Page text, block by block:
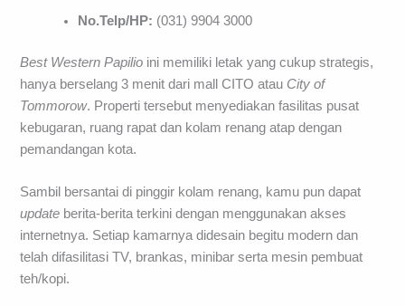
No.Telp/HP: (031) 9904 3000
Best Western Papilio ini memiliki letak yang cukup strategis,
hanya berselang 3 menit dari mall CITO atau City of
Tommorow. Properti tersebut menyediakan fasilitas pusat
kebugaran, ruang rapat dan kolam renang atap dengan
pemandangan kota.
Sambil bersantai di pinggir kolam renang, kamu pun dapat
update berita-berita terkini dengan menggunakan akses
internetnya. Setiap kamarnya didesain begitu modern dan
telah difasilitasi TV, brankas, minibar serta mesin pembuat
teh/kopi.